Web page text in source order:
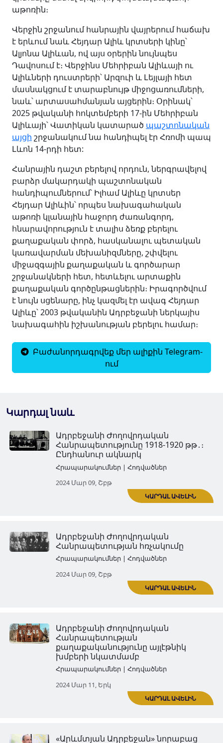
Կարդալ նաև
աթոռին։
Վերջին շրջանում հանրային վայրերում հաճախ
է երևում նաև Հեյդար Ալիև կրտսերի կինը՝
Ալյոնա Ալիևան, ով այս օրերին նույնպես
Դավոսում է։ Վերջինս Մեհրիբան Ալիևայի ու
Ալիևների դուստրերի՝ Արզուի և Լեյլայի հետ
մասնակցում է տարաբնույթ միջոցառումների,
նաև՝ արտասահմանյան այցերին։ Օրինակ՝
2025 թվականի հոկտեմբերի 17-ին Մեհրիբան
Ալիևայի՝ Վատիկան կատարած պաշտոնական
այցի շրջանակում նա հանդիպել էր Հռոմի պապ
Լևոն 14-րդի հետ:
Հանրային դաշտ բերելով որդուն, ներգրավելով
բարձր մակարդակի պաշտոնական
հանդիպումներում՝ Իլհամ Ալիևը կրտսեր
Հեյդար Ալիևին՝ որպես նախագահական
աթոռի կլանային հաջորդ ժառանգորդ,
հնարավորություն է տալիս ձեռք բերելու
քաղաքական փորձ, հասկանալու պետական
կառավարման մեխանիզմները, շփվելու
միջազգային քաղաքական և գործարար
շրջանակների հետ, հետևելու արտաքին
քաղաքական գործընթացներին։ Իրագործվում
է նույն սցենարը, ինչ կազմել էր ավագ Հեյդար
Ալիևը՝ 2003 թվականին Ադրբեջանի ներկայիս
նախագահին իշխանության բերելու համար։
Բաժանորդագրվեք մեր ալիքին Telegram-
ում